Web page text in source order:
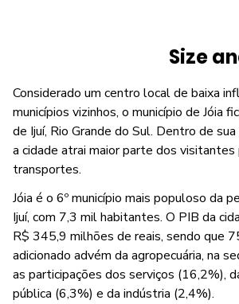
Size
Considerado um centro local de baixa
municípios vizinhos, o município de Jóia
de Ijuí, Rio Grande do Sul. Dentro de
a cidade atrai maior parte dos
transportes.
Jóia é o 6º município mais populoso da
Ijuí, com 7,3 mil habitantes. O PIB da
R$ 345,9 milhões de reais, sendo que
adicionado advém da agropecuária, na
as participações dos serviços (16,2%),
pública (6,3%) e da indústria (2,4%).